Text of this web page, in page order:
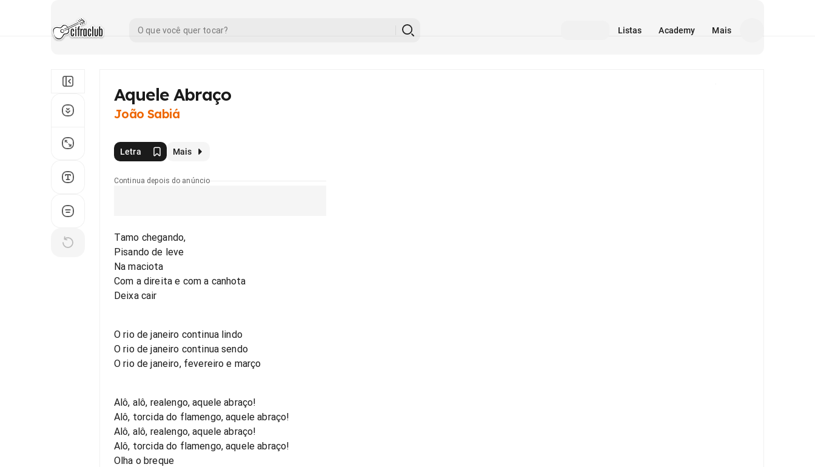
Listas Academy Mais
Aquele Abraço
João Sabiá
Letra Mais
Continua depois do anúncio
Tamo chegando,
Pisando de leve
Na maciota
Com a direita e com a canhota
Deixa cair
O rio de janeiro continua lindo
O rio de janeiro continua sendo
O rio de janeiro, fevereiro e março
Alô, alô, realengo, aquele abraço!
Alô, torcida do flamengo, aquele abraço!
Alô, alô, realengo, aquele abraço!
Alô, torcida do flamengo, aquele abraço!
Olha o breque